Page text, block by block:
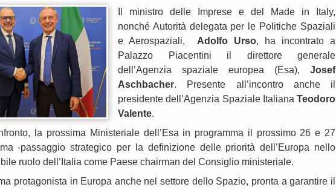
Il ministro delle Imprese e del Made in Italy,
nonché Autorità delegata per le Politiche Spaziali
e Aerospaziali, Adolfo Urso, ha incontrato a
Palazzo Piacentini il direttore generale
dell’Agenzia spaziale europea (Esa), Josef
Aschbacher. Presente all’incontro anche il
presidente dell’Agenzia Spaziale Italiana Teodoro
Valente.
la prossima Ministeriale dell’Esa in programma il prossimo 26 e 27
-passaggio strategico per la definizione delle priorità dell’Europa nello
ruolo dell’Italia come Paese chairman del Consiglio ministeriale.
protagonista in Europa anche nel settore dello Spazio, pronta a garantire il